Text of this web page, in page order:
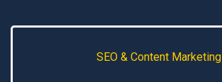
SEO & Content Marketing